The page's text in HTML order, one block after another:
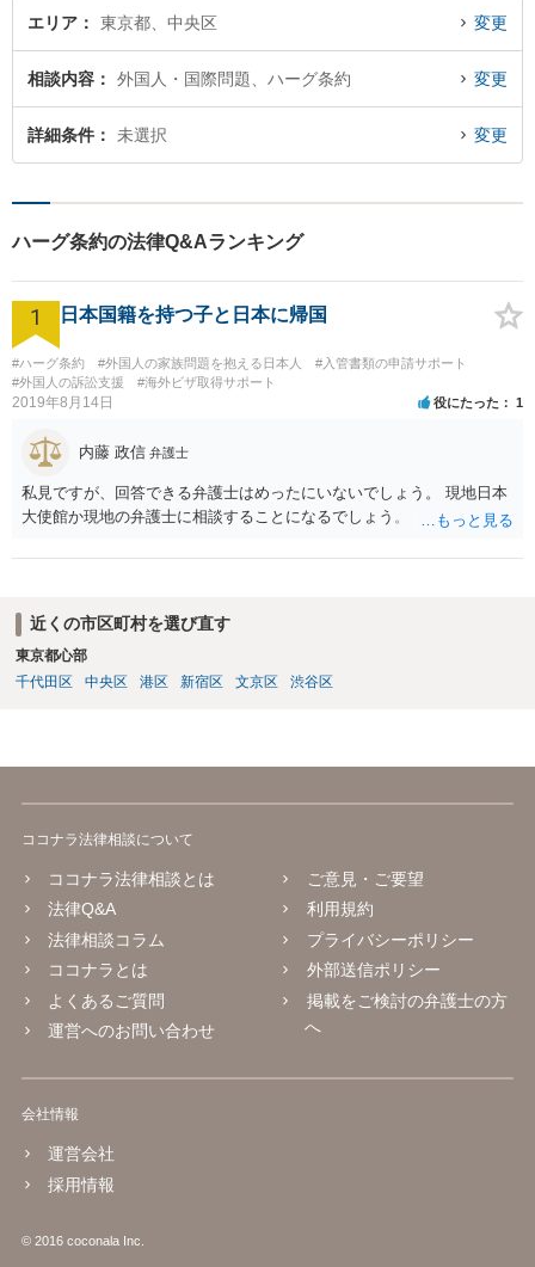
エリア 東京都、中央区 変更
相談内容 外国人・国際問題、ハーグ条約 変更
詳細条件 未選択 変更
ハーグ条約の法律Q&Aランキング
1 日本国籍を持つ子と日本に帰国
#ハーグ条約 #外国人の家族問題を抱える日本人
#入管書類の申請サポート
#外国人の訴訟支援
#海外ビザ取得サポート
2019年8月14日 役にたった 1
内藤 政信 弁護士
私見ですが、回答できる弁護士はめったにいないでしょう。 現地日本
大使館か現地の弁護士に相談することになるでしょう。
近くの市区町村を選び直す
東京都心部
千代田区
中央区 港区 新宿区 文京区 渋谷区
ココナラ法律相談について
ココナラ法律相談とは
法律Q&A
法律相談コラム
ココナラとは
よくあるご質問
運営へのお問い合わせ
ご意見・ご要望
利用規約
プライバシーポリシー
外部送信ポリシー
掲載をご検討の弁護士の方
へ
会社情報
運営会社
採用情報
© 2016 coconala Inc.